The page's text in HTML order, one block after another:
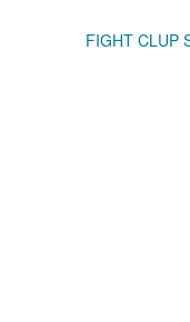
FIGHT CLUP